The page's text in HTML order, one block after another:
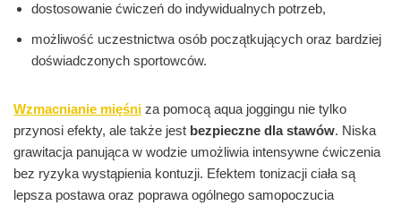
dostosowanie ćwiczeń do indywidualnych potrzeb,
możliwość uczestnictwa osób początkujących oraz bardziej
doświadczonych sportowców.
Wzmacnianie mięśni za pomocą aqua joggingu nie tylko
przynosi efekty, ale także jest bezpieczne dla stawów. Niska
grawitacja panująca w wodzie umożliwia intensywne ćwiczenia
bez ryzyka wystąpienia kontuzji. Efektem tonizacji ciała są
lepsza postawa oraz poprawa ogólnego samopoczucia